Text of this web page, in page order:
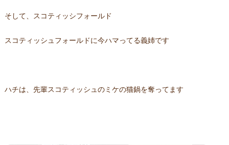
そして、スコティッシフォールド
スコティッシュフォールドに今ハマってる義姉です
ハチは、先輩スコティッシュのミケの猫鍋を奪ってます